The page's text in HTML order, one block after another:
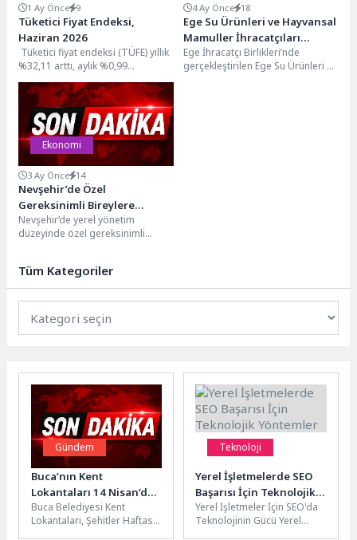
1 Ay Önce 9
Tüketici Fiyat Endeksi,
Haziran 2026
Tüketici fiyat endeksi (TÜFE) yıllık
%32,11 arttı, aylık %0,99
arttıTÜFE'deki (2025=100) değişim
2026 yılı Haziran...
4 Ay Önce 18
Ege Su Ürünleri ve Hayvansal
Mamuller İhracatçıları
Birliği’nde Ufuk Atakan Demir
dönemi
Ege İhracatçı Birlikleri’nde
gerçekleştirilen Ege Su Ürünleri ve
Ekonomi
3 Ay Önce 14
Nevşehir’de Özel
Gereksinimli Bireylere
İstihdam Desteği
Nevşehir’de yerel yönetim
düzeyinde özel gereksinimli
genelinde...
Tüm Kategoriler
Gündem
Buca’nın Kent
Lokantaları 14 Nisan’da
ücretsiz
Buca Belediyesi Kent
Lokantaları, Şehitler Haftası
Teknoloji
Yerel İşletmelerde SEO
Başarısı İçin Teknolojik
Yöntemler
Yerel İşletmeler İçin SEO'da
Teknolojinin Gücü Yerel